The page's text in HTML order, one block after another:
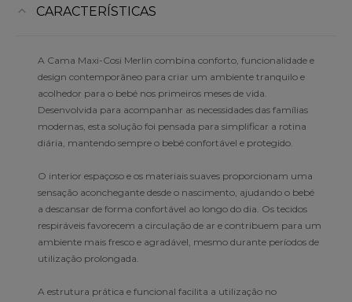
CARACTERÍSTICAS
A Cama Maxi-Cosi Merlin combina conforto, funcionalidade e
design contemporâneo para criar um ambiente tranquilo e
acolhedor para o bebé nos primeiros meses de vida.
Desenvolvida para acompanhar as necessidades das famílias
modernas, esta solução foi pensada para simplificar a rotina
diária, mantendo sempre o bebé confortável e protegido.
O interior espaçoso e os materiais suaves proporcionam uma
sensação aconchegante desde o nascimento, ajudando o bebé
a descansar de forma confortável ao longo do dia. Os tecidos
respiráveis favorecem a circulação de ar e contribuem para um
ambiente mais fresco e agradável, mesmo durante períodos de
utilização prolongada.
A estrutura prática e funcional facilita a utilização no